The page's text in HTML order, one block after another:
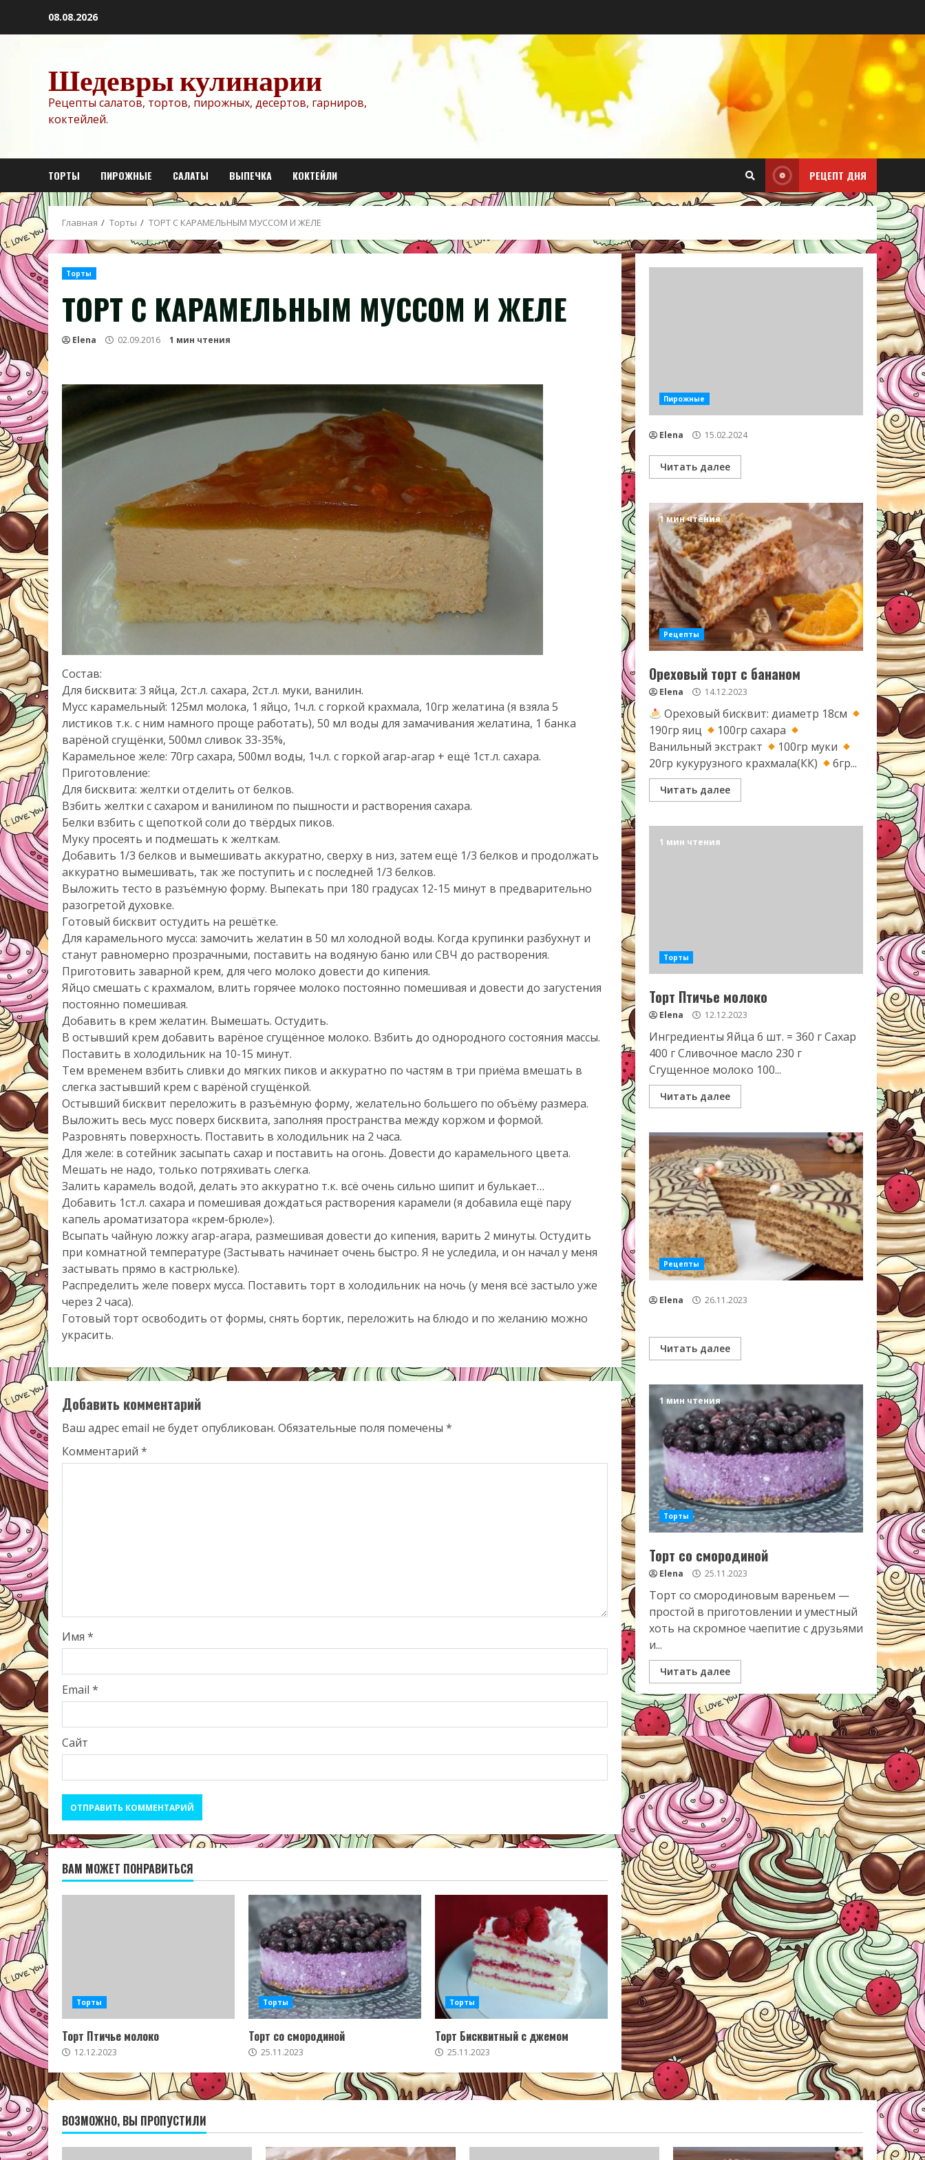
08.08.2026
Шедевры кулинарии
Рецепты салатов, тортов, пирожных, десертов, гарниров,
коктейлей.
ТОРТЫ ПИРОЖНЫЕ САЛАТЫ ВЫПЕЧКА КОКТЕЙЛИ РЕЦЕПТ ДНЯ
Главная Торты ТОРТ С КАРАМЕЛЬНЫМ МУССОМ И ЖЕЛЕ
Торты
ТОРТ С КАРАМЕЛЬНЫМ МУССОМ И ЖЕЛЕ
Elena 02.09.2016 1 мин чтения
Состав:
Для бисквита: 3 яйца, 2ст.л. сахара, 2ст.л. муки, ванилин.
Мусс карамельный: 125мл молока, 1 яйцо, 1ч.л. с горкой крахмала, 10гр желатина (я взяла 5
листиков т.к. с ним намного проще работать), 50 мл воды для замачивания желатина, 1 банка
варёной сгущёнки, 500мл сливок 33-35%,
Карамельное желе: 70гр сахара, 500мл воды, 1ч.л. с горкой агар-агар + ещё 1ст.л. сахара.
Приготовление:
Для бисквита: желтки отделить от белков.
Взбить желтки с сахаром и ванилином по пышности и растворения сахара.
Белки взбить с щепоткой соли до твёрдых пиков.
Муку просеять и подмешать к желткам.
Добавить 1/3 белков и вымешивать аккуратно, сверху в низ, затем ещё 1/3 белков и продолжать
аккуратно вымешивать, так же поступить и с последней 1/3 белков.
Выложить тесто в разъёмную форму. Выпекать при 180 градусах 12-15 минут в предварительно
разогретой духовке.
Готовый бисквит остудить на решётке.
Для карамельного мусса: замочить желатин в 50 мл холодной воды. Когда крупинки разбухнут и
станут равномерно прозрачными, поставить на водяную баню или СВЧ до растворения.
Приготовить заварной крем, для чего молоко довести до кипения.
Яйцо смешать с крахмалом, влить горячее молоко постоянно помешивая и довести до загустения
постоянно помешивая.
Добавить в крем желатин. Вымешать. Остудить.
В остывший крем добавить варёное сгущённое молоко. Взбить до однородного состояния массы.
Поставить в холодильник на 10-15 минут.
Тем временем взбить сливки до мягких пиков и аккуратно по частям в три приёма вмешать в
слегка застывший крем с варёной сгущёнкой.
Остывший бисквит переложить в разъёмную форму, желательно большего по объёму размера.
Выложить весь мусс поверх бисквита, заполняя пространства между коржом и формой.
Разровнять поверхность. Поставить в холодильник на 2 часа.
Для желе: в сотейник засыпать сахар и поставить на огонь. Довести до карамельного цвета.
Мешать не надо, только потряхивать слегка.
Залить карамель водой, делать это аккуратно т.к. всё очень сильно шипит и булькает…
Добавить 1ст.л. сахара и помешивая дождаться растворения карамели (я добавила ещё пару
капель ароматизатора «крем-брюле»).
Всыпать чайную ложку агар-агара, размешивая довести до кипения, варить 2 минуты. Остудить
при комнатной температуре (Застывать начинает очень быстро. Я не уследила, и он начал у меня
застывать прямо в кастрюльке).
Распределить желе поверх мусса. Поставить торт в холодильник на ночь (у меня всё застыло уже
через 2 часа).
Готовый торт освободить от формы, снять бортик, переложить на блюдо и по желанию можно
украсить.
Добавить комментарий
Ваш адрес email не будет опубликован. Обязательные поля помечены *
Комментарий *
Имя *
Email *
Сайт
ВАМ МОЖЕТ ПОНРАВИТЬСЯ
Торты
Торт Птичье молоко
12.12.2023
Торты
Торт со смородиной
25.11.2023
Торты
Торт Бисквитный с джемом
25.11.2023
Пирожные
Elena 15.02.2024
Читать далее
1 мин чтения
Рецепты
Ореховый торт с бананом
Elena 14.12.2023
Ореховый бисквит: диаметр 18см
190гр яиц
100гр сахара
Ванильный экстракт
100гр муки
20гр кукурузного крахмала(КК)
6гр...
Читать далее
1 мин чтения
Торты
Торт Птичье молоко
Elena 12.12.2023
Ингредиенты Яйца 6 шт. = 360 г Сахар
400 г Сливочное масло 230 г
Сгущенное молоко 100...
Читать далее
Рецепты
Elena 26.11.2023
Читать далее
1 мин чтения
Торты
Торт со смородиной
Elena 25.11.2023
Торт со смородиновым вареньем —
простой в приготовлении и уместный
хоть на скромное чаепитие с друзьями
и...
Читать далее
ВОЗМОЖНО, ВЫ ПРОПУСТИЛИ